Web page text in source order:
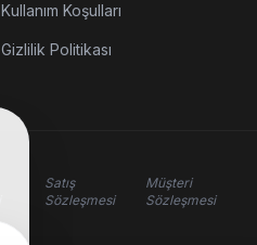
Kullanım Koşulları
Gizlilik Politikası
Satış
Sözleşmesi
Müşteri
Sözleşmesi